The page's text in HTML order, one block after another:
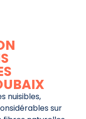
nuisibles,
sur